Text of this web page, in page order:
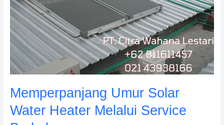
Memperpanjang Umur Solar
Water Heater Melalui Service